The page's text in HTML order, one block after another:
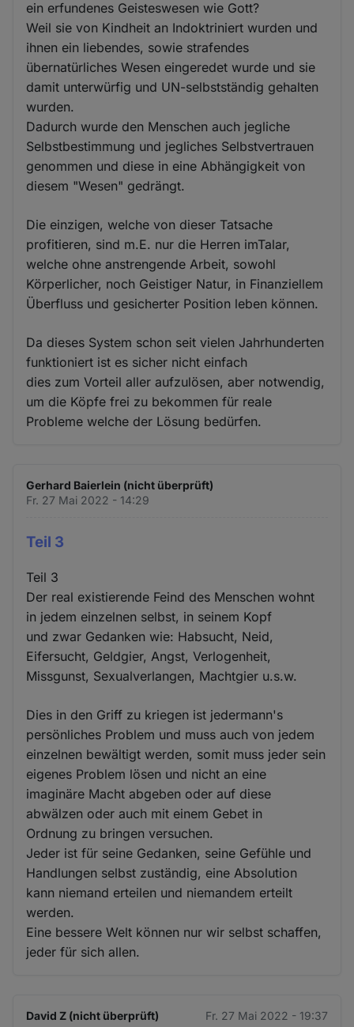
ein erfundenes Geisteswesen wie Gott?
Weil sie von Kindheit an Indoktriniert wurden und
ihnen ein liebendes, sowie strafendes
übernatürliches Wesen eingeredet wurde und sie
damit unterwürfig und UN-selbstständig gehalten
wurden.
Dadurch wurde den Menschen auch jegliche
Selbstbestimmung und jegliches Selbstvertrauen
genommen und diese in eine Abhängigkeit von
diesem "Wesen" gedrängt.
Die einzigen, welche von dieser Tatsache
profitieren, sind m.E. nur die Herren imTalar,
welche ohne anstrengende Arbeit, sowohl
Körperlicher, noch Geistiger Natur, in Finanziellem
Überfluss und gesicherter Position leben können.
Da dieses System schon seit vielen Jahrhunderten
funktioniert ist es sicher nicht einfach
dies zum Vorteil aller aufzulösen, aber notwendig,
um die Köpfe frei zu bekommen für reale
Probleme welche der Lösung bedürfen.
Gerhard Baierlein (nicht überprüft)
Fr. 27 Mai 2022 - 14:29
Teil 3
Teil 3
Der real existierende Feind des Menschen wohnt
in jedem einzelnen selbst, in seinem Kopf
und zwar Gedanken wie: Habsucht, Neid,
Eifersucht, Geldgier, Angst, Verlogenheit,
Missgunst, Sexualverlangen, Machtgier u.s.w.
Dies in den Griff zu kriegen ist jedermann's
persönliches Problem und muss auch von jedem
einzelnen bewältigt werden, somit muss jeder sein
eigenes Problem lösen und nicht an eine
imaginäre Macht abgeben oder auf diese
abwälzen oder auch mit einem Gebet in
Ordnung zu bringen versuchen.
Jeder ist für seine Gedanken, seine Gefühle und
Handlungen selbst zuständig, eine Absolution
kann niemand erteilen und niemandem erteilt
werden.
Eine bessere Welt können nur wir selbst schaffen,
jeder für sich allen.
David Z (nicht überprüft) Fr. 27 Mai 2022 - 19:37